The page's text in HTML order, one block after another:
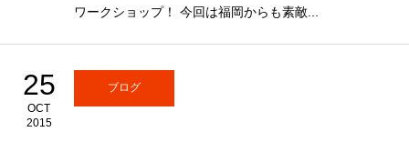
ワークショップ！ 今回は福岡からも素敵...
25
OCT
2015
ブログ